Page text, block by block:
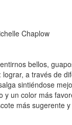
Chaplow
bellos,
a través de
sintiéndose
y un color más
más sugerente